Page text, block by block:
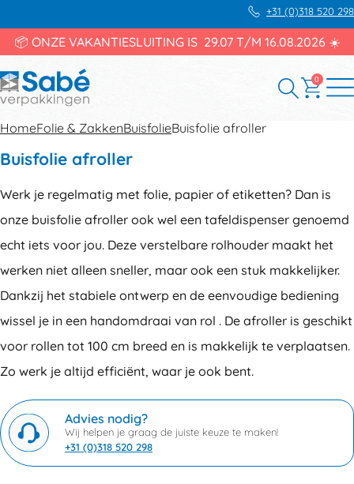
+31 (0)318 520 298
📦 ONZE VAKANTIESLUITING IS 29.07 T/M 16.08.2026 ☀️
0
HomeFolie & ZakkenBuisfolieBuisfolie afroller
Buisfolie afroller
Werk je regelmatig met folie, papier of etiketten? Dan is
onze buisfolie afroller ook wel een tafeldispenser genoemd
echt iets voor jou. Deze verstelbare rolhouder maakt het
werken niet alleen sneller, maar ook een stuk makkelijker.
Dankzij het stabiele ontwerp en de eenvoudige bediening
wissel je in een handomdraai van rol . De afroller is geschikt
voor rollen tot 100 cm breed en is makkelijk te verplaatsen.
Zo werk je altijd efficiënt, waar je ook bent.
Advies nodig?
Wij helpen je graag de juiste keuze te maken!
+31 (0)318 520 298